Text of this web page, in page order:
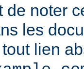
de noter
les
lien